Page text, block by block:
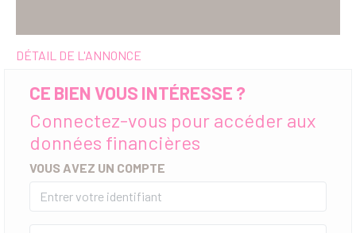
DÉTAIL DE L'ANNONCE
CE BIEN VOUS INTÉRESSE ?
Connectez-vous pour accéder aux
données financières
VOUS AVEZ UN COMPTE